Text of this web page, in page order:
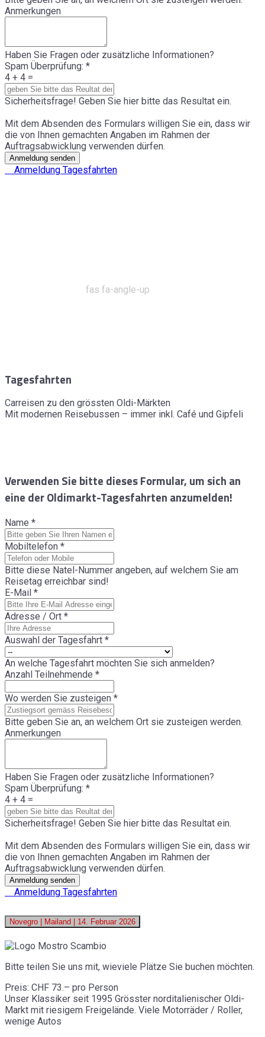
Anmerkungen
Haben Sie Fragen oder zusätzliche Informationen?
Spam Überprüfung: *
4 + 4 =
Sicherheitsfrage! Geben Sie hier bitte das Resultat ein.
Mit dem Absenden des Formulars willigen Sie ein, dass wir
die von Ihnen gemachten Angaben im Rahmen der
Auftragsabwicklung verwenden dürfen.
Anmeldung senden
Anmeldung Tagesfahrten
fas fa-angle-up
Tagesfahrten
Carreisen zu den grössten Oldi-Märkten
Mit modernen Reisebussen – immer inkl. Café und Gipfeli
Verwenden Sie bitte dieses Formular, um sich an
eine der Oldimarkt-Tagesfahrten anzumelden!
Name *
Mobiltelefon *
Bitte diese Natel-Nummer angeben, auf welchem Sie am
Reisetag erreichbar sind!
E-Mail *
Adresse / Ort *
Auswahl der Tagesfahrt *
An welche Tagesfahrt möchten Sie sich anmelden?
Anzahl Teilnehmende *
Wo werden Sie zusteigen *
Bitte geben Sie an, an welchem Ort sie zusteigen werden.
Anmerkungen
Haben Sie Fragen oder zusätzliche Informationen?
Spam Überprüfung: *
4 + 4 =
Sicherheitsfrage! Geben Sie hier bitte das Resultat ein.
Mit dem Absenden des Formulars willigen Sie ein, dass wir
die von Ihnen gemachten Angaben im Rahmen der
Auftragsabwicklung verwenden dürfen.
Anmeldung senden
Anmeldung Tagesfahrten
Novegro | Mailand | 14. Februar 2026
Bitte teilen Sie uns mit, wieviele Plätze Sie buchen möchten.
Preis: CHF 73.– pro Person
Unser Klassiker seit 1995 Grösster norditalienischer Oldi-
Markt mit riesigem Freigelände. Viele Motorräder / Roller,
wenige Autos